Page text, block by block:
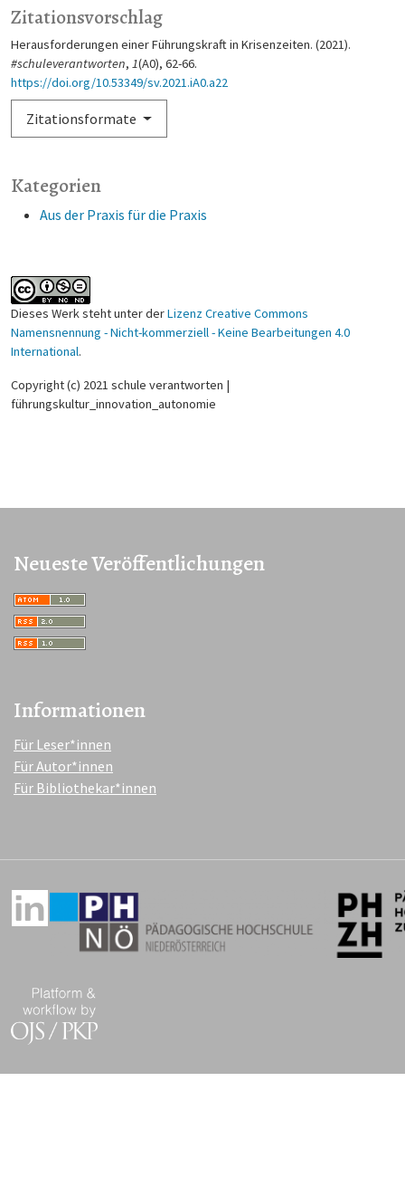
Kategorien
Aus der Praxis für die Praxis
Zitationsvorschlag
Herausforderungen einer Führungskraft in Krisenzeiten. (2021).
#schuleverantworten, 1(A0), 62-66.
https://doi.org/10.53349/sv.2021.iA0.a22
Zitationsformate
Dieses Werk steht unter derLizenz Creative Commons
Namensnennung - Nicht-kommerziell - Keine Bearbeitungen 4.0
International.
Copyright (c) 2021 schule verantworten |
führungskultur_innovation_autonomie
Neueste Veröffentlichungen
Informationen
Für Leser*innen
Für Autor*innen
Für Bibliothekar*innen